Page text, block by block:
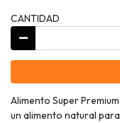
CANTIDAD
Alimento Super
un alimento natural